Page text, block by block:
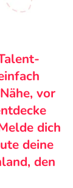
vor
dich
deine
den